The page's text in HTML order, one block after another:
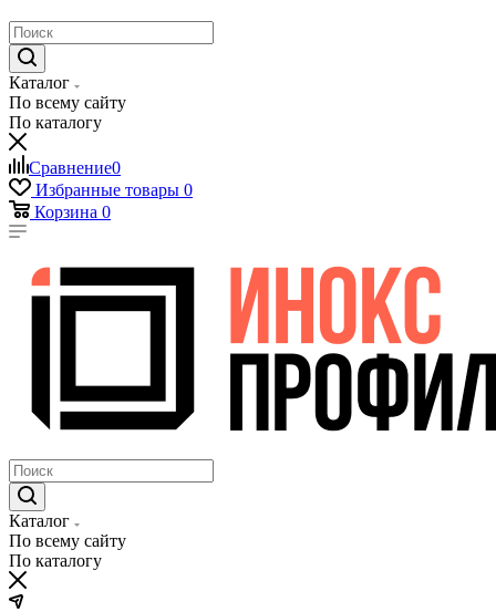
Каталог
По всему сайту
По каталогу
Сравнение0
Избранные товары 0
Корзина 0
Каталог
По всему сайту
По каталогу